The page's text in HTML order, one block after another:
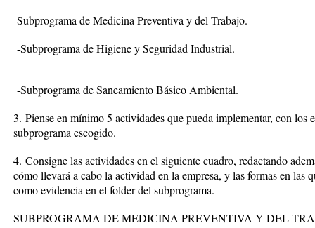
-Subprograma de Medicina Preventiva y del Trabajo.
-Subprograma de Higiene y Seguridad Industrial.
-Subprograma de Saneamiento Básico Ambiental.
3. Piense en mínimo 5 actividades que pueda implementar, con los
subprograma escogido.
4. Consigne las actividades en el siguiente cuadro, redactando
cómo llevará a cabo la actividad en la empresa, y las formas en las
como evidencia en el folder del subprograma.
SUBPROGRAMA DE MEDICINA PREVENTIVA Y DEL